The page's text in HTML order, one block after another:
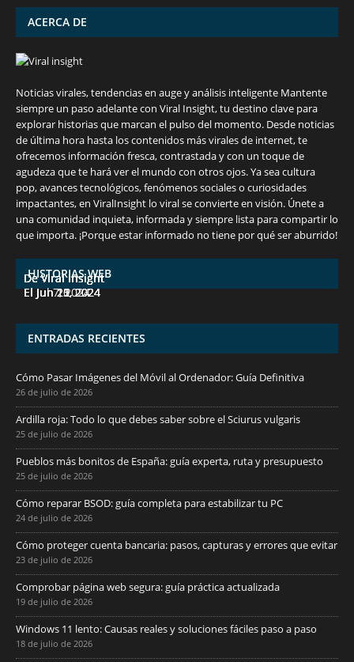
ACERCA DE
Noticias virales, tendencias en auge y análisis inteligente Mantente
siempre un paso adelante con Viral Insight, tu destino clave para
explorar historias que marcan el pulso del momento. Desde noticias
de última hora hasta los contenidos más virales de internet, te
ofrecemos información fresca, contrastada y con un toque de
agudeza que te hará ver el mundo con otros ojos. Ya sea cultura
pop, avances tecnológicos, fenómenos sociales o curiosidades
impactantes, en ViralInsight lo viral se convierte en visión. Únete a
una comunidad inquieta, informada y siempre lista para compartir lo
que importa. ¡Porque estar informado no tiene por qué ser aburrido!
HISTORIAS WEB
7 frutas ricas en calcio para mantener la
De Viral Insight
El Jul 7, 2024
España en julio: Playas de ensueño,
De Viral Insight
El Jun 23, 2024
Funciones ocultas del iPhone que no
De Viral Insight
El Jun 20, 2024
Descubre las 10 criptomonedas con mayor
De Viral Insight
El Jun 15, 2024
¡Derrota el calor, no tus objetivos de
De Viral Insight
El Jun 11, 2024
ENTRADAS RECIENTES
Cómo Pasar Imágenes del Móvil al Ordenador: Guía Definitiva
26 de julio de 2026
Ardilla roja: Todo lo que debes saber sobre el Sciurus vulgaris
25 de julio de 2026
Pueblos más bonitos de España: guía experta, ruta y presupuesto
25 de julio de 2026
Cómo reparar BSOD: guía completa para estabilizar tu PC
24 de julio de 2026
Cómo proteger cuenta bancaria: pasos, capturas y errores que evitar
23 de julio de 2026
Comprobar página web segura: guía práctica actualizada
19 de julio de 2026
Windows 11 lento: Causas reales y soluciones fáciles paso a paso
18 de julio de 2026